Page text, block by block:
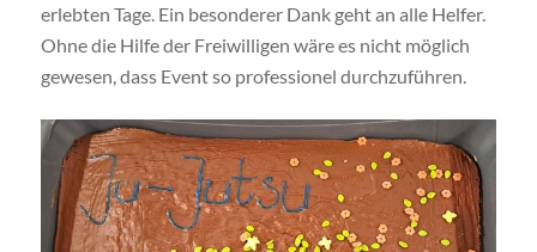
erlebten Tage. Ein besonderer Dank geht an alle Helfer.
Ohne die Hilfe der Freiwilligen wäre es nicht möglich
gewesen, dass Event so professionel durchzuführen.